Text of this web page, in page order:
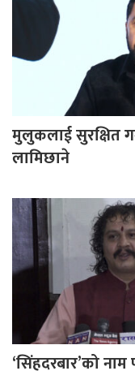
मुलुकलाई सुरक्षित
लामिछाने
‘सिंहदरबार’को नाम